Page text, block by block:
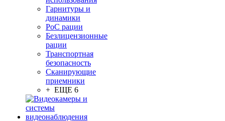
Гарнитуры и
динамики
PoC рации
Безлицензионные
рации
Транспортная
безопасность
Сканирующие
приемники
+ ЕЩЕ 6